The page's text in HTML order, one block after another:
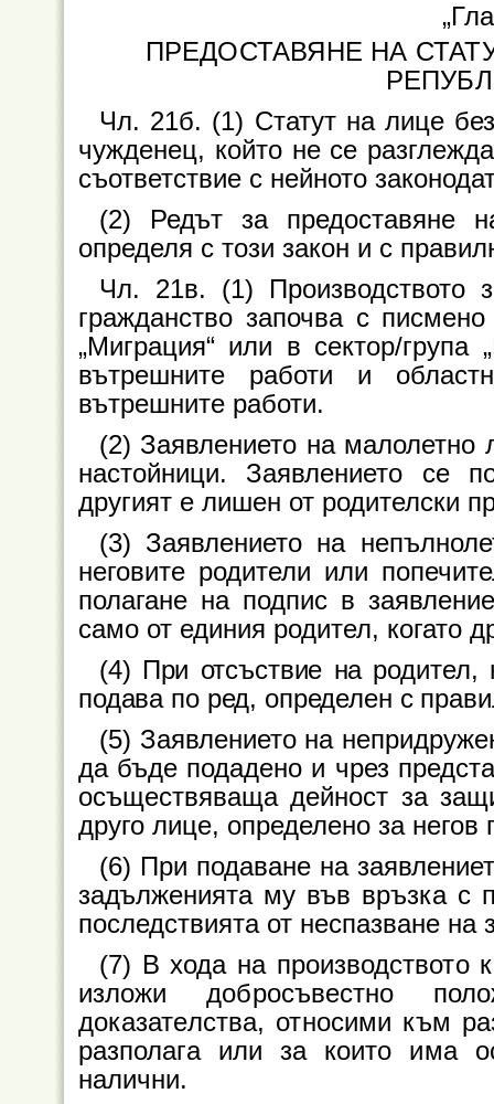
ПРЕДОСТАВЯНЕ НА
Чл. 21б. (1) Статут на лице
чужденец, който не се
съответствие с нейното
(2) Редът за предоставяне
определя с този закон и с
Чл. 21в. (1) Производството
гражданство започва с
„Миграция“ или в сектор/група
вътрешните работи и
вътрешните работи.
(2) Заявлението на малолетно
настойници. Заявлението се
другият е лишен от родителски
(3) Заявлението на
неговите родители или
полагане на подпис в
само от единия родител, когато
(4) При отсъствие на родител,
подава по ред, определен с
(5) Заявлението на
да бъде подадено и чрез
осъществяваща дейност за
друго лице, определено за негов
(6) При подаване на
задълженията му във връзка с
последствията от неспазване на
(7) В хода на производството
изложи добросъвестно
доказателства, относими към
разполага или за които има
налични.